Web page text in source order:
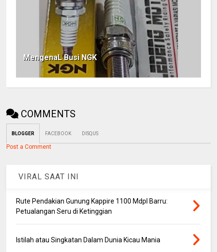
MengenaL Busi NGK
COMMENTS
BLOGGER FACEBOOK DISQUS
Post a Comment
VIRAL SAAT INI
Rute Pendakian Gunung Kappire 1100 Mdpl Barru:
Petualangan Seru di Ketinggian
Istilah atau Singkatan Dalam Dunia Kicau Mania